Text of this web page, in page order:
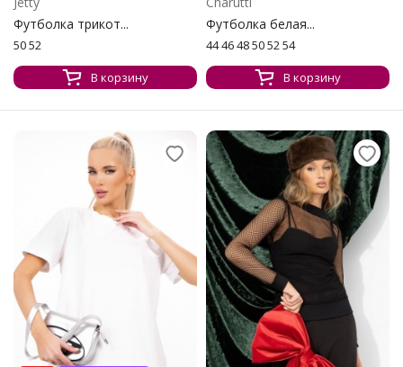
Футболка трикот...
50 52
В корзину
Футболка белая...
44 46 48 50 52 54
В корзину